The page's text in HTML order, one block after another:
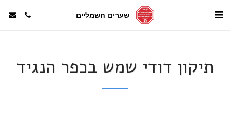
שערים חשמליים
תיקון דודי שמש בכפר הנגיד